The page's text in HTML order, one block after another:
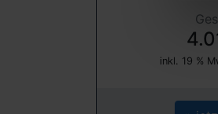
inkl. 19 %